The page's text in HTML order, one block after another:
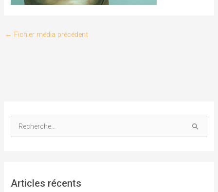
← Fichier média précédent
e
Articles récents